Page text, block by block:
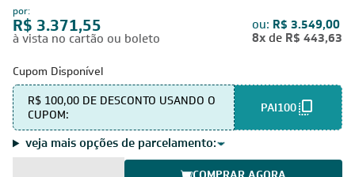
por:
R$ 3.371,55
à vista no cartão ou boleto
ou: R$ 3.549,00
8x de R$ 443,63
Cupom Disponível
R$ 100,00 DE DESCONTO USANDO O
CUPOM:
PAI100
veja mais opções de parcelamento: